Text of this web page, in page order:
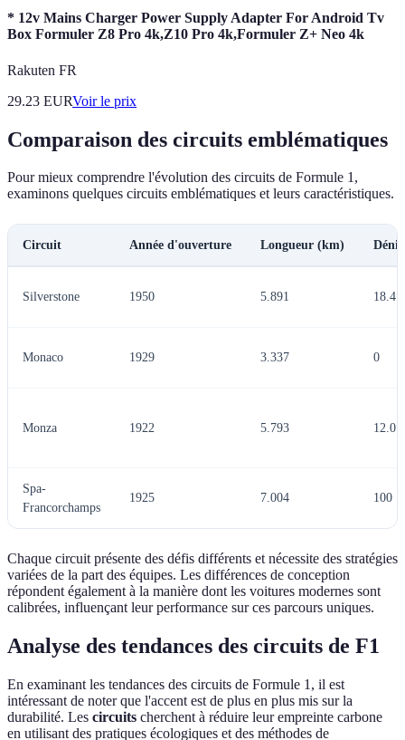
* 12v Mains Charger Power Supply Adapter For Android Tv
Box Formuler Z8 Pro 4k,Z10 Pro 4k,Formuler Z+ Neo 4k
Rakuten FR
29.23 EURVoir le prix
Comparaison des circuits emblématiques
Pour mieux comprendre l'évolution des circuits de Formule 1,
examinons quelques circuits emblématiques et leurs caractéristiques.
Circuit Année d'ouverture Longueur (km)
Silverstone 1950 5.891 18.4
Monaco 1929 3.337 0
Monza 1922 5.793 12.0
Spa-
Francorchamps
1925 7.004 100
Chaque circuit présente des défis différents et nécessite des stratégies
variées de la part des équipes. Les différences de conception
répondent également à la manière dont les voitures modernes sont
calibrées, influençant leur performance sur ces parcours uniques.
Analyse des tendances des circuits de F1
En examinant les tendances des circuits de Formule 1, il est
intéressant de noter que l'accent est de plus en plus mis sur la
durabilité. Les circuits cherchent à réduire leur empreinte carbone
en utilisant des pratiques écologiques et des méthodes de